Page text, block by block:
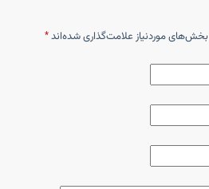
بخش‌های موردنیاز علامت‌گذاری شده‌اند*